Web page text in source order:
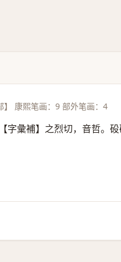
】 康熙笔画：9 部外笔画：4
【字彙補】之烈切，音哲。砓